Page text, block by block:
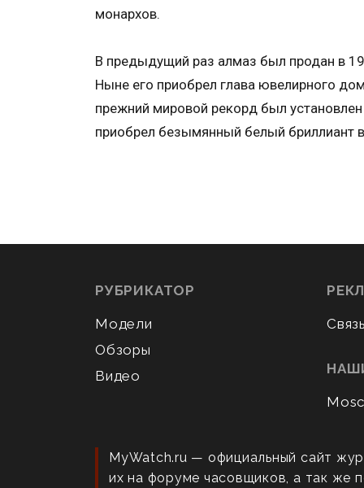
монархов.
В предыдущий раз алмаз был продан в
Ныне его приобрел глава ювелирного
прежний мировой рекорд был
приобрел безымянный белый бриллиант
РУБРИКАТОР
Модели
Обзоры
Видео
MyWatch.ru — официальный сайт
их на форуме часовщиков, а так же